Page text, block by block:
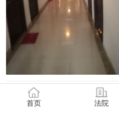
首页 法院